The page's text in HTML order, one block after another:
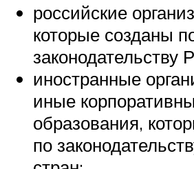
российские
которые созданы
законодательству
иностранные
иные
образования,
по